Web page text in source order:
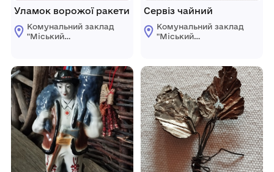
Уламок ворожої ракети
Комунальний заклад
"Міський
міської ради"
Сервіз чайний
Комунальний заклад
"Міський
міської ради"